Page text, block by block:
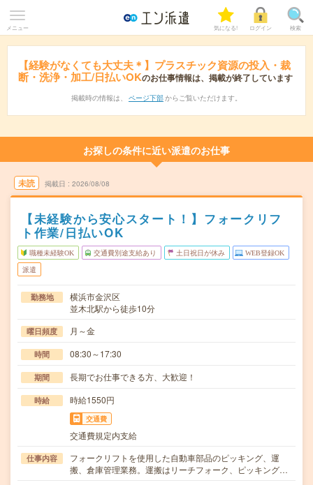
メニュー 気になる! ログイン 検索
【経験がなくても大丈夫＊】プラスチック資源の投入・裁
断・洗浄・加工/日払いOKのお仕事情報は、掲載が終了しています
掲載時の情報は、 ページ下部 からご覧いただけます。
お探しの条件に近い派遣のお仕事
未読 掲載日 2026/08/08
【未経験から安心スタート！】フォークリフ
ト作業/日払いOK
職種未経験OK 交通費別途支給あり 土日祝日が休み WEB登録OK
派遣
勤務地
横浜市金沢区
並木北駅から徒歩10分
曜日頻度 月～金
時間 08:30～17:30
期間 長期でお仕事できる方、大歓迎！
時給 時給1550円
交通費
交通費規定内支給
仕事内容
フォークリフトを使用した自動車部品のピッキング、運
搬、倉庫管理業務。運搬はリーチフォーク、ピッキング…